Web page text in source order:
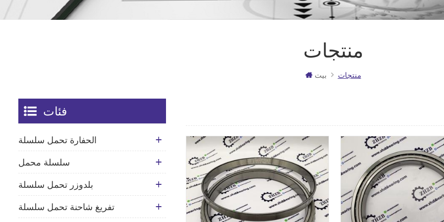
منتجات
بيت منتجات
فئات
الحفارة تحمل سلسلة
سلسلة محمل
بلدوزر تحمل سلسلة
تفريغ شاحنة تحمل سلسلة